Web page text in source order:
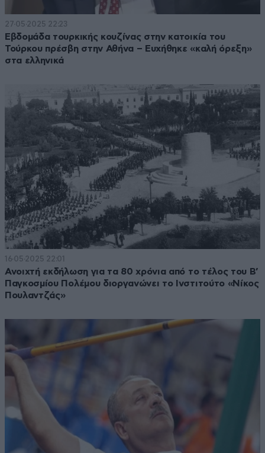
27·05·2025 22:23
Εβδομάδα τουρκικής κουζίνας στην κατοικία του
Τούρκου πρέσβη στην Αθήνα – Ευχήθηκε «καλή όρεξη»
στα ελληνικά
16·05·2025 22:01
Ανοιχτή εκδήλωση για τα 80 χρόνια από το τέλος του Β’
Παγκοσμίου Πολέμου διοργανώνει το Ινστιτούτο «Νίκος
Πουλαντζάς»